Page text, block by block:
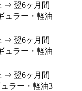
⇒ 翌6ヶ月間
ュラー・軽油
⇒ 翌6ヶ月間
ュラー・軽油
⇒ 翌6ヶ月間
ラー・軽油3